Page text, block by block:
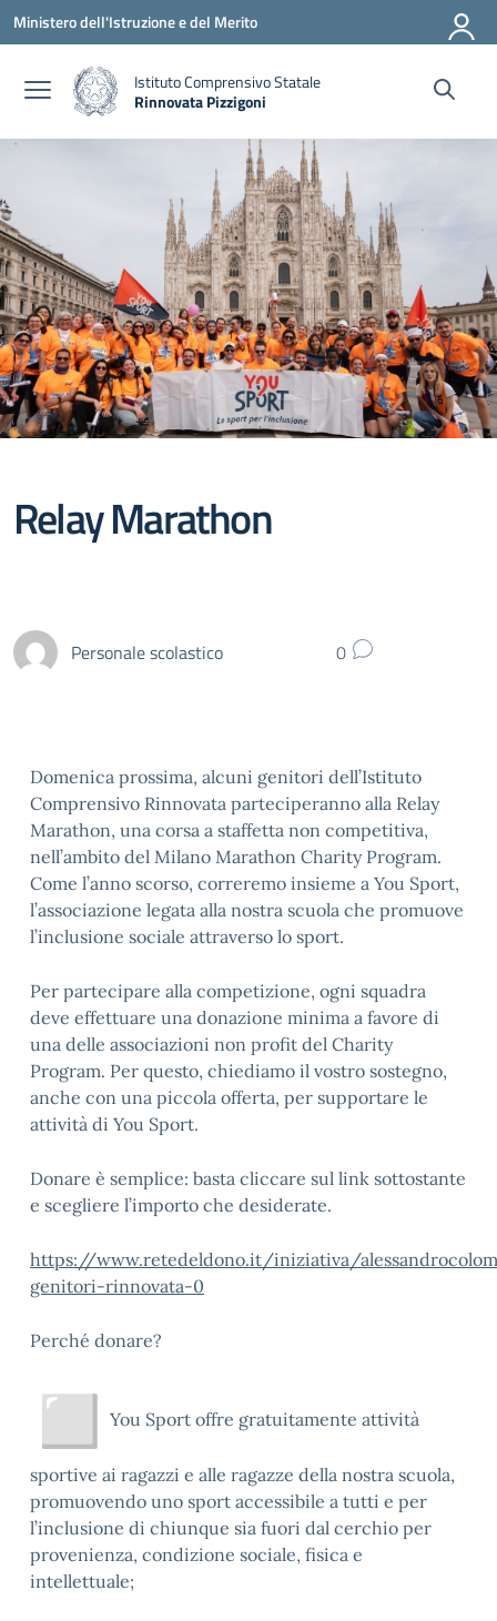
Vai ai contenuti
Vai al menu di navigazione
Vai al footer
Ministero dell'Istruzione e del Merito
Istituto Comprensivo Statale
Rinnovata Pizzigoni
Relay Marathon
Personale scolastico 0
Domenica prossima, alcuni genitori dell’Istituto
Comprensivo Rinnovata parteciperanno alla Relay
Marathon, una corsa a staffetta non competitiva,
nell’ambito del Milano Marathon Charity Program.
Come l’anno scorso, correremo insieme a You Sport,
l’associazione legata alla nostra scuola che promuove
l’inclusione sociale attraverso lo sport.
Per partecipare alla competizione, ogni squadra
deve effettuare una donazione minima a favore di
una delle associazioni non profit del Charity
Program. Per questo, chiediamo il vostro sostegno,
anche con una piccola offerta, per supportare le
attività di You Sport.
Donare è semplice: basta cliccare sul link sottostante
e scegliere l’importo che desiderate.
https://www.retedeldono.it/iniziativa/
genitori-rinnovata-0
Perché donare?
You Sport offre gratuitamente attività
sportive ai ragazzi e alle ragazze della nostra scuola,
promuovendo uno sport accessibile a tutti e per
l’inclusione di chiunque sia fuori dal cerchio per
provenienza, condizione sociale, fisica e
intellettuale;